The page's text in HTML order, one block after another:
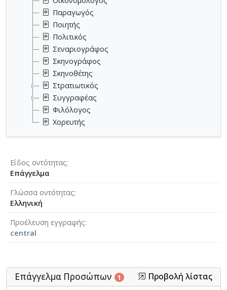
Παραγωγός
Ποιητής
Πολιτικός
Σεναριογράφος
Σκηνογράφος
Σκηνοθέτης
Στρατιωτικός
Συγγραφέας
Φιλόλογος
Χορευτής
Είδος οντότητας
Επάγγελμα
Γλώσσα οντότητας
Ελληνική
Προέλευση εγγραφής
central
Επάγγελμα Προσώπων 1 Προβολή λίστας